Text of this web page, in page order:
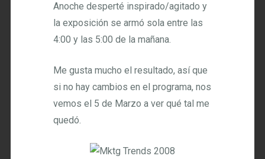
Anoche desperté inspirado/agitado y
la exposición se armó sola entre las
4:00 y las 5:00 de la mañana.
Me gusta mucho el resultado, así que
si no hay cambios en el programa, nos
vemos el 5 de Marzo a ver qué tal me
quedó.